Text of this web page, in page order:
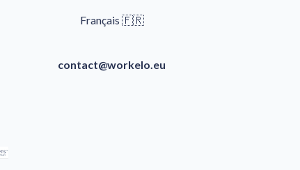
Français 🇫🇷
contact@workelo.eu